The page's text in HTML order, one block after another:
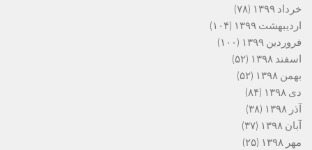
خرداد ۱۳۹۹
(۷۸)
اردیبهشت ۱۳۹۹
(۱۰۴)
فروردین ۱۳۹۹
(۱۰۰)
اسفند ۱۳۹۸
(۵۲)
بهمن ۱۳۹۸
(۵۲)
دی ۱۳۹۸
(۸۴)
آذر ۱۳۹۸
(۳۸)
آبان ۱۳۹۸
(۳۷)
مهر ۱۳۹۸
(۲۵)